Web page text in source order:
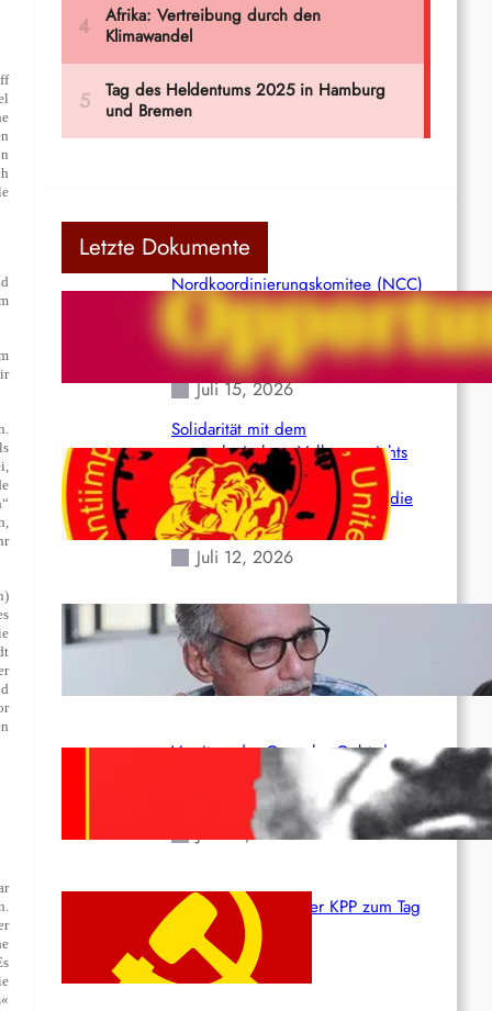
Letzte Dokumente
Nordkoordinierungskomitee (NCC)
der Kommunistischen Partei Indiens
(Maoistisch): Postmoderner
Opportunismus
Juli 15, 2026
Solidarität mit dem
venezolanischem Volk angesichts
der verlorenen Leben und der
katastrophalen Situation durch die
Erdbeben des 24. Juni!
Juli 12, 2026
Indien: „Die Politik der
Kapitulation“ von K. Murali (Ajith)
Juli 1, 2026
Vorsitzender Gonzalo: Gebt das
Leben für die Partei und die
Juni 19, 2026
Beschluss des ZK der KPP zum Tag
des Heldentums
Juni 19, 2026